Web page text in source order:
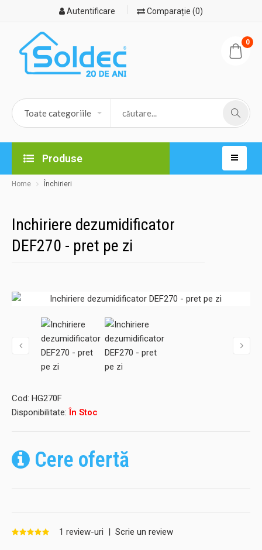
Autentificare Comparație (0)
0
Produse
Home Închirieri
Inchiriere dezumidificator
DEF270 - pret pe zi
Cod: HG270F
Disponibilitate: În Stoc
Cere ofertă
1 review-uri | Scrie un review